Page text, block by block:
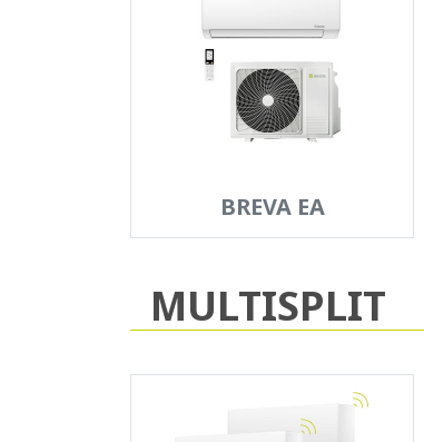
BREVA EA
MULTISPLIT